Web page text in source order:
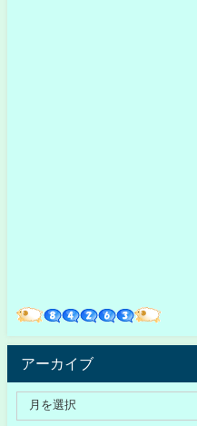
アーカイブ